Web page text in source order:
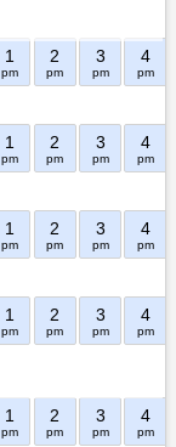
1
pm
2
pm
3
pm
4
pm
1
pm
2
pm
3
pm
4
pm
1
pm
2
pm
3
pm
4
pm
1
pm
2
pm
3
pm
4
pm
1
pm
2
pm
3
pm
4
pm